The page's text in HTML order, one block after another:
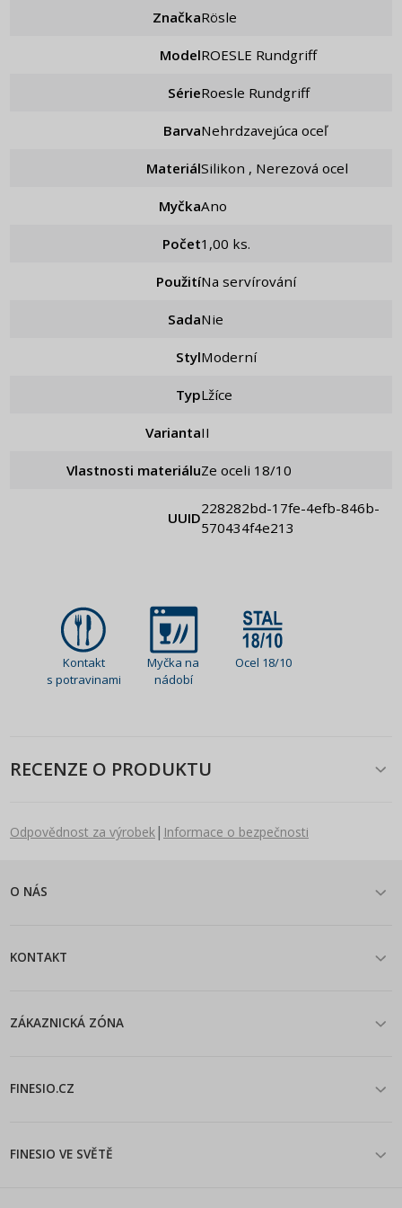
Značka Rösle
Model ROESLE Rundgriff
Série Roesle Rundgriff
Barva Nehrdzavejúca oceľ
Materiál Silikon , Nerezová ocel
Myčka Ano
Počet 1,00 ks.
Použití Na servírování
Sada nie
Styl Moderní
Typ Lžíce
Varianta II
Vlastnosti materiálu Ze oceli 18/10
UUID
228282bd-17fe-4efb-846b-
570434f4e213
Kontakt
s potravinami
Myčka na
nádobí
Ocel 18/10
RECENZE O PRODUKTU
Odpovědnost za výrobek| Informace o bezpečnosti
O NÁS
KONTAKT
ZÁKAZNICKÁ ZÓNA
FINESIO.CZ
FINESIO VE SVĚTĚ